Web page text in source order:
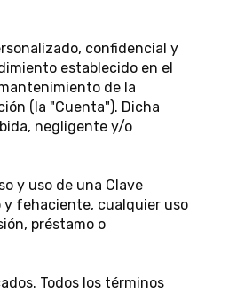
confidencial y
establecido en el
de la
(la "Cuenta"). Dicha
negligente y/o
y uso de una Clave
y fehaciente, cualquier uso
préstamo o
Todos los términos